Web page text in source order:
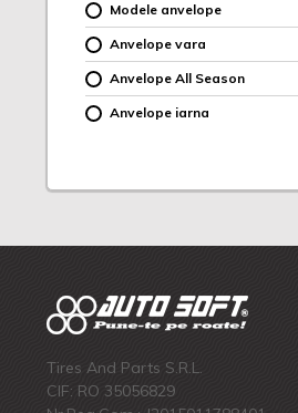
Modele anvelope
Anvelope vara
Anvelope All Season
Anvelope iarna
Tires And Parts S.R.L.
CIF: RO 35056829